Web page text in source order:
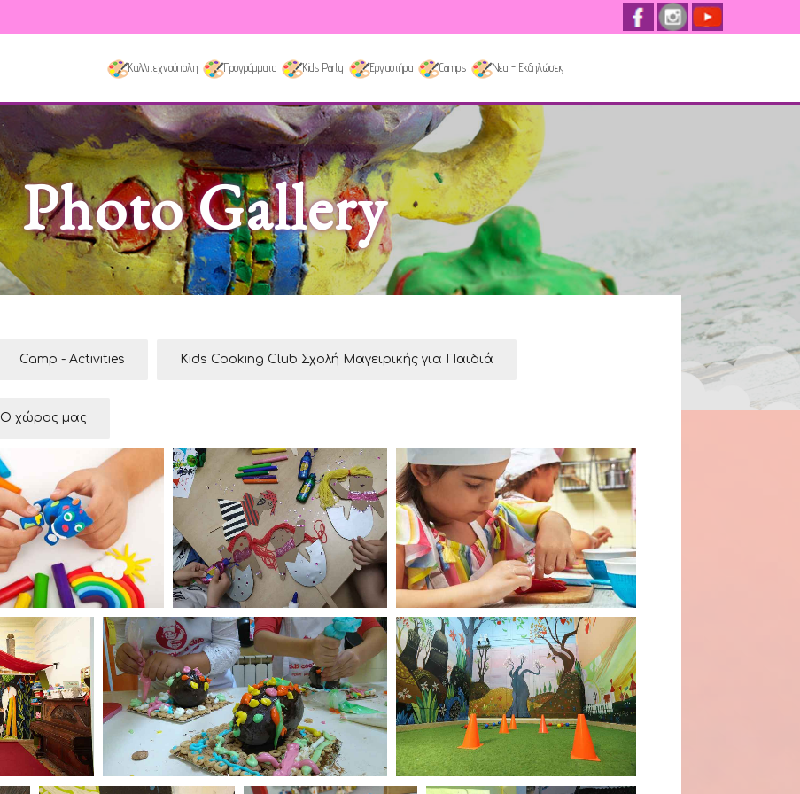
Καλλιτεχνούπολη Προγράμματα Kids Party Εργαστήρια Camps Νέα - Εκδηλώσεις
Photo Gallery
Camp - Activities Kids Cooking Club Σχολή Μαγειρικής για Παιδιά
Ο χώρος μας